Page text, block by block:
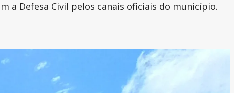
a Defesa Civil pelos canais oficiais do município.